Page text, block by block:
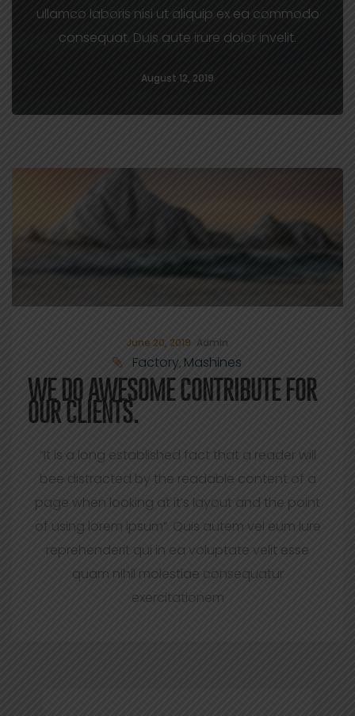
ullamco laboris nisi ut aliquip ex ea commodo
consequat. Duis aute irure dolor invelit.
August 12, 2019
June 20, 2019 Admin
Factory, Mashines
WE DO AWESOME CONTRIBUTE FOR
OUR CLIENTS.
“It is a long established fact that a reader will
bee distracted by the readable content of a
page when looking at it’s layout and the point
of using lorem ipsum”. Quis autem vel eum iure
reprehenderit qui in ea voluptate velit esse
quam nihil molestiae consequatur
exercitationem